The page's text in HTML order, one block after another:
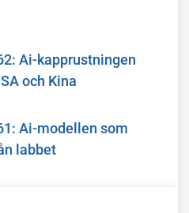
Ai-kapprustningen
och Kina
Ai-modellen som
labbet